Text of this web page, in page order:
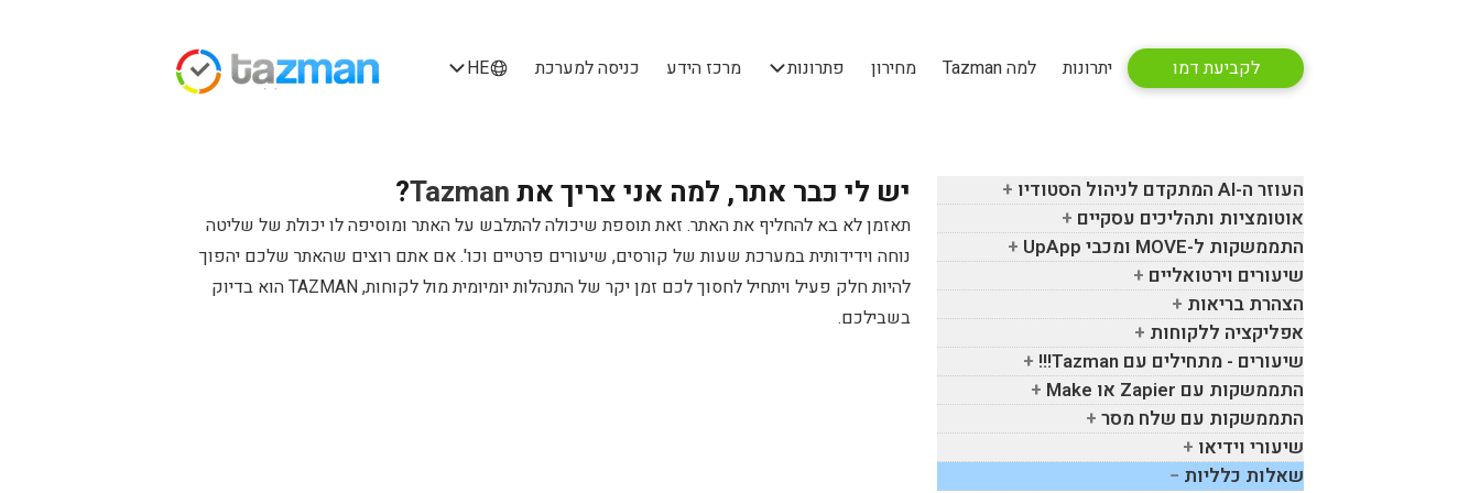
לקביעת דמו יתרונות למה Tazman מחירון פתרונות מרכז הידע כניסה למערכת HE
העוזר ה-AI המתקדם לניהול הסטודיו
אוטומציות ותהליכים עסקיים
התממשקות ל-MOVE ומכבי UpApp
שיעורים וירטואליים
הצהרת בריאות
אפליקציה ללקוחות
שיעורים - מתחילים עם Tazman
!!!
התממשקות עם Zapier או Make
התממשקות עם שלח מסר
שיעורי וידיאו
שאלות כלליות
יש לי כבר אתר, למה אני צריך אתTazman
?
תאזמן לא בא להחליף את האתר. זאת תוספת שיכולה להתלבש על האתר ומוסיפה לו יכולת של שליטה
נוחה וידידותית במערכת שעות של קורסים, שיעורים פרטיים וכו'. אם אתם רוצים שהאתר שלכם יהפוך
להיות חלק פעיל ויתחיל לחסוך לכם זמן יקר של התנהלות יומיומית מול לקוחות, TAZMAN הוא בדיוק
בשבילכם.